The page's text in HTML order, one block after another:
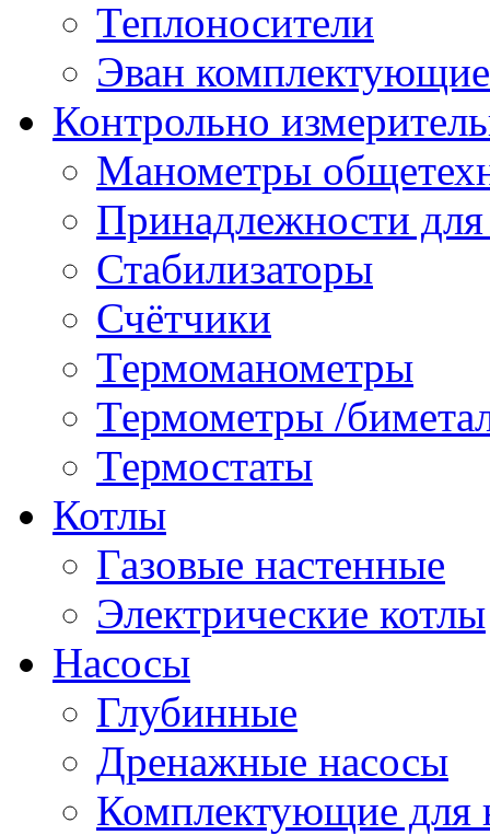
Теплоносители
Эван комплектующие
Контрольно
Манометры
Принадлежности
Стабилизаторы
Счётчики
Термоманометры
Термометры /
Термостаты
Котлы
Газовые настенные
Электрические котлы
Насосы
Глубинные
Дренажные насосы
Комплектующие для